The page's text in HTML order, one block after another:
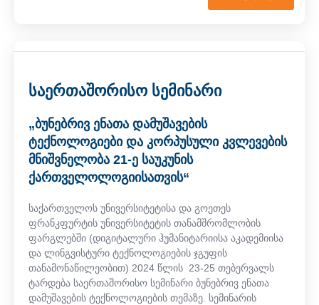
საერთაშორისო სემინარი
„ბუნებრივ ენათა დამუშავების
ტექნოლოგიები და კორპუსული კვლევების
მნიშვნელობა 21-ე საუკუნის
ქართველოლოგიისათვის“
საქართველოს უნივერსიტეტისა და გოეთეს
ფრანკფურტის უნივერსიტეტის თანამშრომლობის
ფარგლებში (დიგიტალური ჰუმანიტარიისა აკადემიისა
და ლინგვისტური ტექნოლოგიების ჯგუფის
თანამონაწილეობით) 2024 წლის 23-25 თებერვალს
ტარდება საერთაშორისო სემინარი ბუნებრივ ენათა
დამუშავების ტექნოლოგიების თემაზე. სემინარის